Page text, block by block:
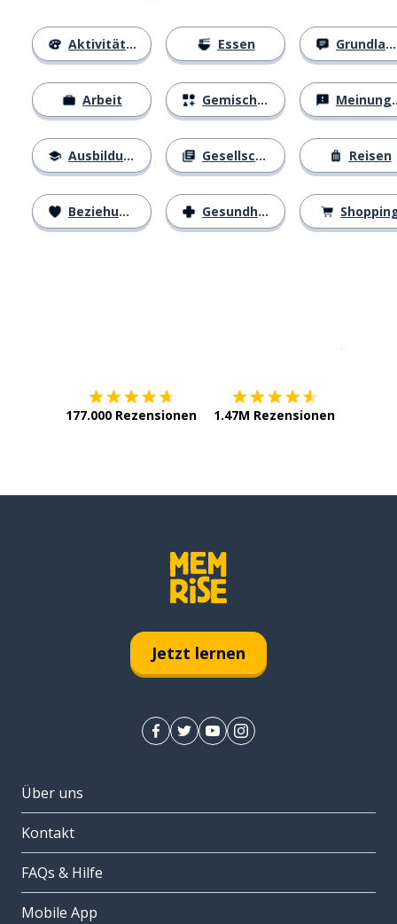
Aktivitäten
Arbeit
Ausbildung
Beziehungen
Essen
Gemischtes
Gesellschaft
Gesundheit
Grundlagen
Meinungen
Reisen
177.000 Rezensionen 1.47M Rezensionen
Jetzt lernen
Über uns
Kontakt
FAQs & Hilfe
Mobile App